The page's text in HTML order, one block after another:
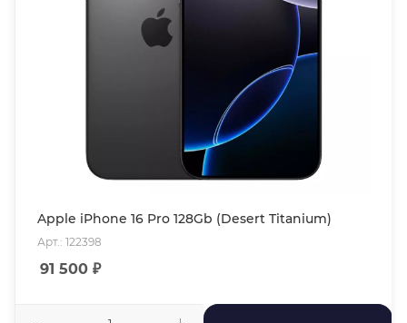
Apple iPhone 16 Pro 128Gb (Desert Titanium)
Арт.: 122398
91 500 ₽